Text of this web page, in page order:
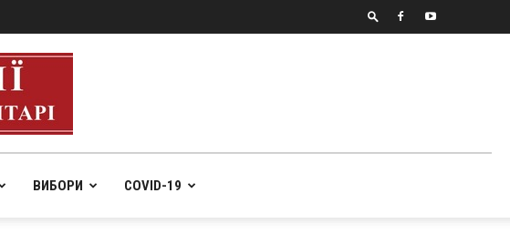
ВИБОРИ COVID-19